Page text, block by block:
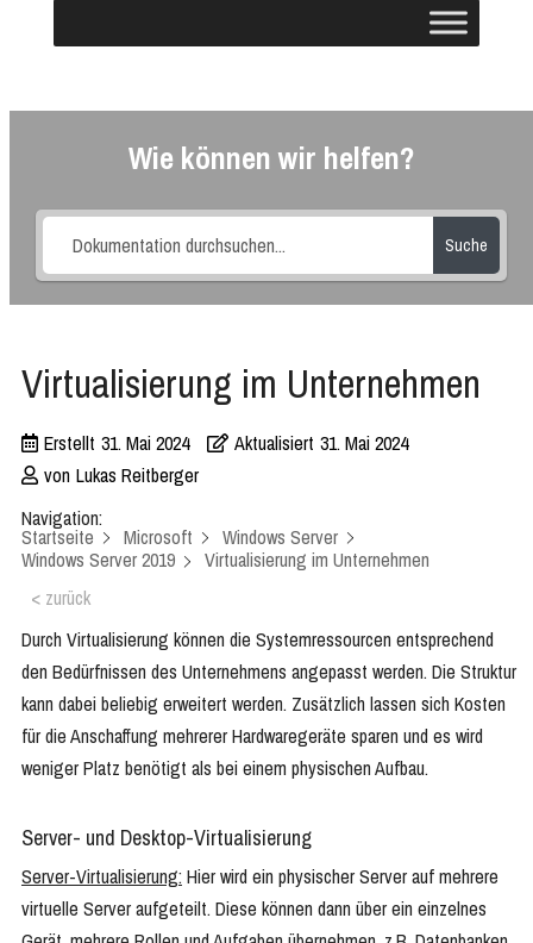
Wie können wir helfen?
Suche
Virtualisierung im Unternehmen
Erstellt 31. Mai 2024 Aktualisiert 31. Mai 2024
von Lukas Reitberger
Navigation:
Startseite Microsoft
Windows Server
Windows Server 2019
Virtualisierung im Unternehmen
< zurück
Durch Virtualisierung können die Systemressourcen entsprechend
den Bedürfnissen des Unternehmens angepasst werden. Die Struktur
kann dabei beliebig erweitert werden. Zusätzlich lassen sich Kosten
für die Anschaffung mehrerer Hardwaregeräte sparen und es wird
weniger Platz benötigt als bei einem physischen Aufbau.
Server- und Desktop-Virtualisierung
Server-Virtualisierung: Hier wird ein physischer Server auf mehrere
virtuelle Server aufgeteilt. Diese können dann über ein einzelnes